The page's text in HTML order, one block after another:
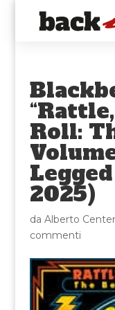
Roll:
2025)
da Alberto
commenti